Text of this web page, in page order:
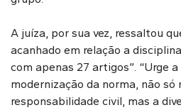
A juíza, por sua vez, ressaltou
acanhado em relação a
com apenas 27 artigos”. “Urge
modernização da norma, não só
responsabilidade civil, mas a